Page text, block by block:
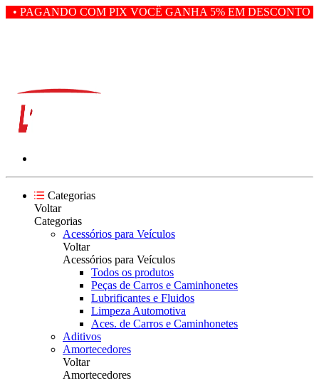
• PAGANDO COM PIX VOCÊ GANHA 5% EM DESCONTO
Categorias
Voltar
Categorias
Acessórios para Veículos
Voltar
Acessórios para Veículos
Todos os produtos
Peças de Carros e Caminhonetes
Lubrificantes e Fluidos
Limpeza Automotiva
Aces. de Carros e Caminhonetes
Aditivos
Amortecedores
Voltar
Amortecedores